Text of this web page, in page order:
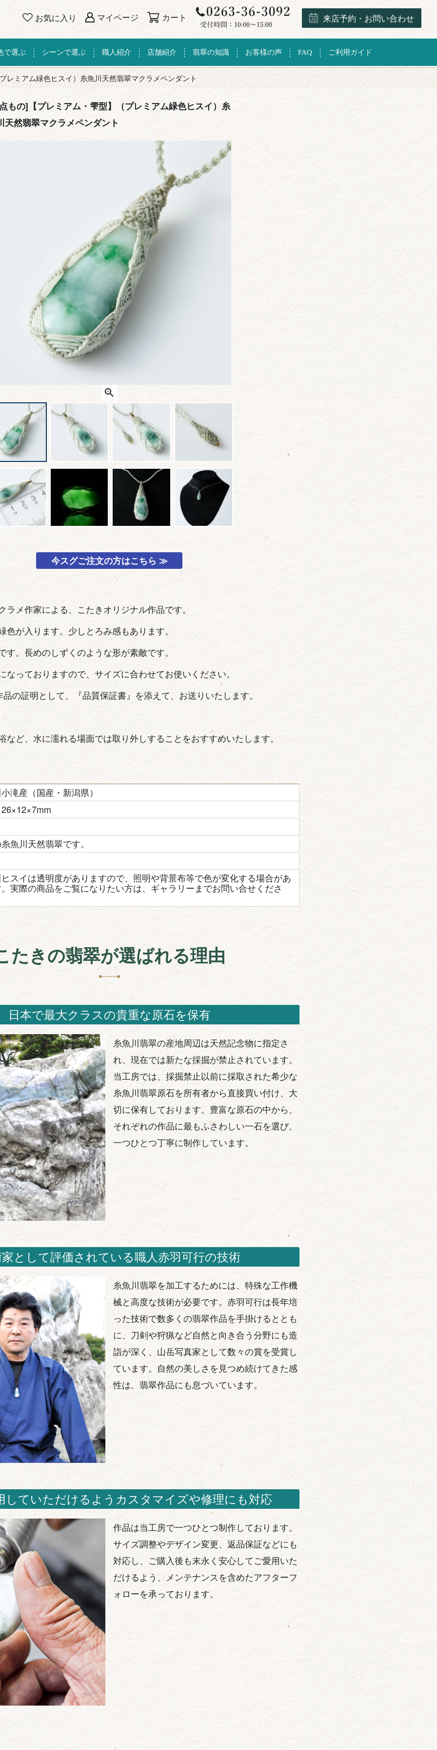
お気に入り マイページ カート 来店予約・お問い合わせ
で選ぶ シーンで選ぶ 職人紹介 店舗紹介 翡翠の知識 お客様の声 FAQ ご利用ガイド
レミアム緑色ヒスイ）糸魚川天然翡翠マクラメペンダント
もの]【プレミアム・雫型】（プレミアム緑色ヒスイ）糸
天然翡翠マクラメペンダント
今スグご注文の方はこちら ≫
ラメ作家による、こたきオリジナル作品です。
色が入ります。少しとろみ感もあります。
す。長めのしずくのような形が素敵です。
なっておりますので、サイズに合わせてお使いください。
の証明として、『品質保証書』を添えて、お送りいたします。
など、水に濡れる場面では取り外しすることをおすすめいたします。
滝産（国産・新潟県）
魚川天然翡翠です。
スイは透明度がありますので、照明や背景布等で色が変化する場合があ
実際の商品をご覧になりたい方は、ギャラリーまでお問い合せくださ
たきの翡翠が選ばれる理由
日本で最大クラスの貴重な原石を保有
糸魚川翡翠の産地周辺は天然記念物に指定さ
れ、現在では新たな採掘が禁止されています。
当工房では、採掘禁止以前に採取された希少な
糸魚川翡翠原石を所有者から直接買い付け、大
切に保有しております。豊富な原石の中から、
それぞれの作品に最もふさわしい一石を選び、
一つひとつ丁寧に制作しています。
として評価されている職人赤羽可行の技術
糸魚川翡翠を加工するためには、特殊な工作機
械と高度な技術が必要です。赤羽可行は長年培
った技術で数多くの翡翠作品を手掛けるととも
に、刀剣や狩猟など自然と向き合う分野にも造
詣が深く、山岳写真家として数々の賞を受賞し
ています。自然の美しさを見つめ続けてきた感
性は、翡翠作品にも息づいています。
していただけるようカスタマイズや修理にも対応
作品は当工房で一つひとつ制作しております。
サイズ調整やデザイン変更、返品保証などにも
対応し、ご購入後も末永く安心してご愛用いた
だけるよう、メンテナンスを含めたアフターフ
ォローを承っております。